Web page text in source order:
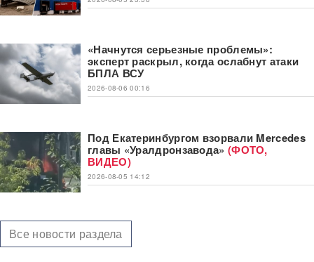
«Начнутся серьезные проблемы»:
эксперт раскрыл, когда ослабнут атаки
БПЛА ВСУ
2026-08-06 00:16
Под Екатеринбургом взорвали Mercedes
главы «Уралдронзавода» (ФОТО,
ВИДЕО)
2026-08-05 14:12
Все новости раздела